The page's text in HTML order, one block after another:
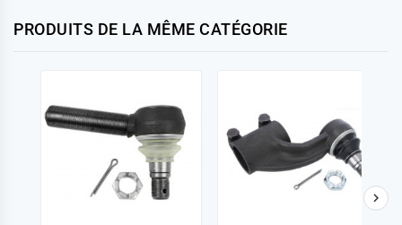
PRODUITS DE LA MÊME CATÉGORIE
